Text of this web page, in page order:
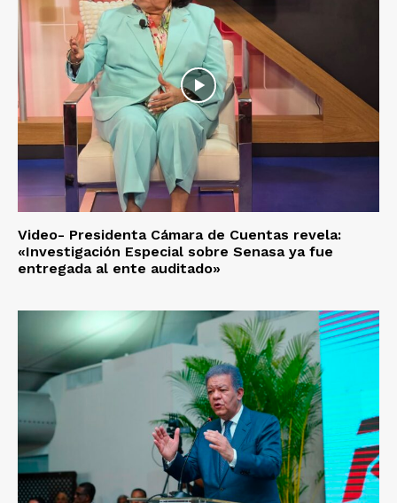
Video- Presidenta Cámara de Cuentas revela:
«Investigación Especial sobre Senasa ya fue
entregada al ente auditado»